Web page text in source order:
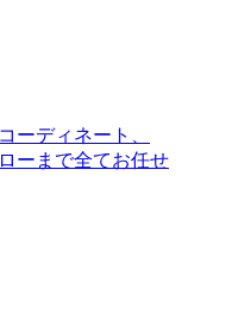
ーディネート、
ーまで全てお任せ